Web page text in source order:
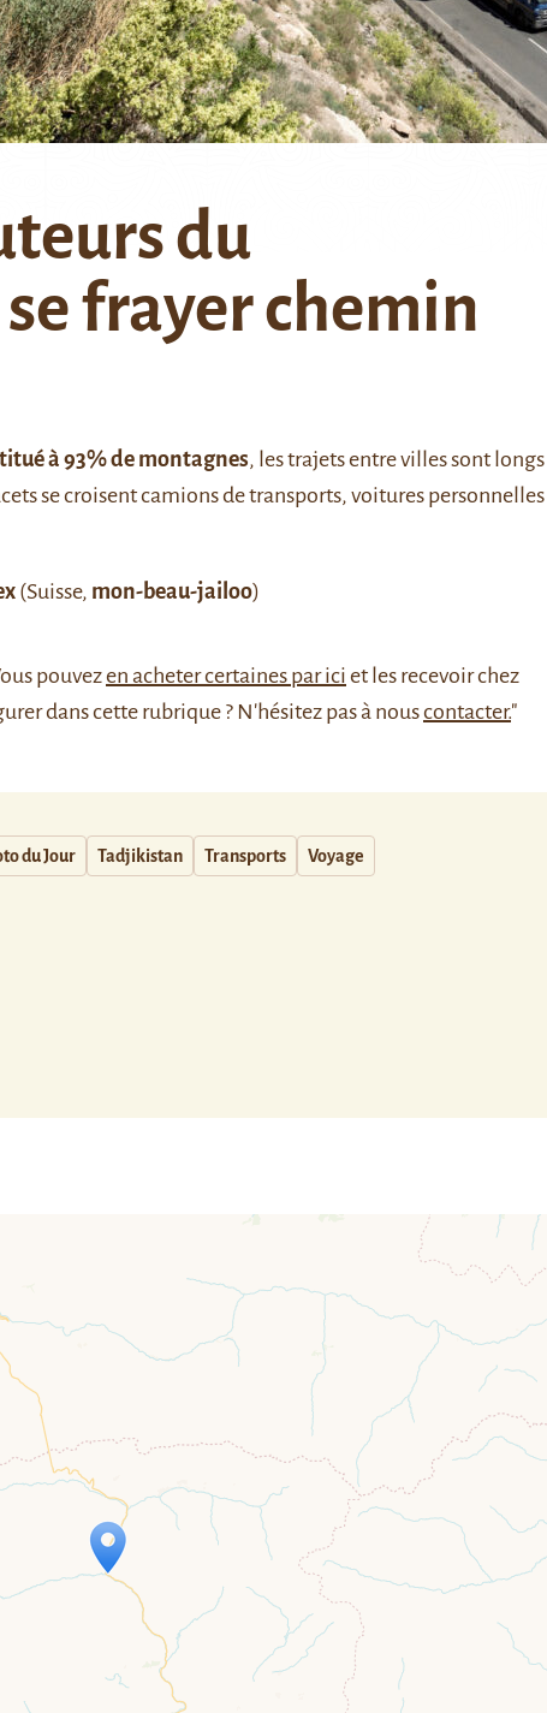
du
frayer chemin
à 93% de montagnes, les trajets entre villes sont longs
se croisent camions de transports, voitures personnelles
(Suisse, mon-beau-jailoo)
pouvezen acheter certaines par ici et les recevoir chez
dans cette rubrique ? N'hésitez pas à nouscontacter."
du Jour Tadjikistan Transports Voyage
Travelers' Map is loading...
your page is loaded completely, leafletJS files are
missing.